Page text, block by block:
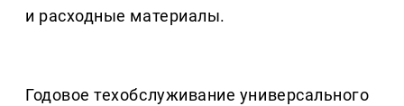
и расходные материалы.
Годовое техобслуживание универсального